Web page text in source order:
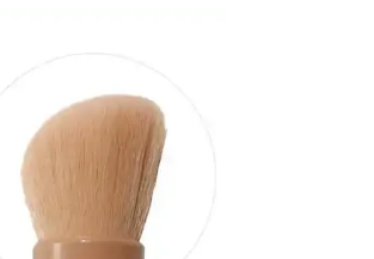
Suit Negozi：夏季大促！DVN 麂皮运动鞋